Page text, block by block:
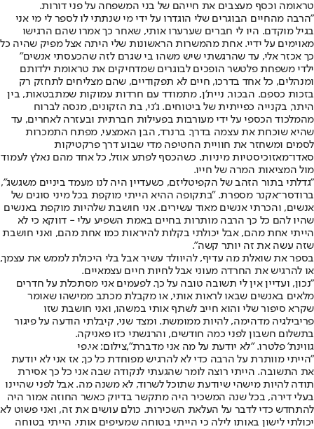
טראומה וכסף מעצבים את חייהם של בני המשפחה על פני דורות.
"הרבה מהחיים הבוגרים שלי הוגדרו על ידי מי שנתתי לו לספר לי מי אני
בגיל מוקדם. היו לי חברים שערערו אותי, שאחר כך אמרו שהם הרגישו
מאוימים על ידיי. אחת מהמשרות הראשונות שלי היתה אצל מפיק שהיה כל
כך אכזר אלי, עד שהרגשתי שיש משהו בי שגרם לזה שהכעסתי אנשים"
ילדי משפחת פלטשר הופכים לבוגרים שמדחיקים את טראומת ילדותם
ומנהלים, כל אחד בדרכו, חיים לא תפקודיים, שהם מצליחים לתחזק רק
בזכות כספם. הבכור, ניית'ן, מתמודד עם חרדות עמוקות שמתבטאות, בין
היתר, בקנייה כפייתית של ביטוחים. ג'ני, בת הזקונים, מנסה לברוח
מהמלכוד הכספי על ידי מעורבות בפעילות חברתית ובעזרה לאחרים, עד
שהיא שוכחת את עצמה בדרך. ברנרד, הבן האמצעי, מפתח התמכרות
לסמים ומשחזר את חוויית החטיפה מדי שבוע דרך פרקטיקות
סאדו־מאזוכיסטיות מיניות. כשהכסף לפתע אוזל, כל אחד מהם נאלץ לעמוד
מול המציאות המרה של חייו.
"גדלתי בתור הזהב של הקפיטליזם, כשעדיין היה לנו מעמד ביניים משגשג",
ברודסר־אקנר מספרת. "בתקופה ההיא הייתי מוקפת בכל מיני סוגים של
אנשים, והכרתי אנשים מאוד עשירים. אני חושבת שלהיות מוקפת באנשים
שהיו להם כל כך הרבה מותרות בחיים באמת השפיע עלי - דווקא כי לא
הייתי אחת מהם, אבל יכולתי בקלות להיראות כמו אחת מהם, ואני חושבת
שזה עשה את זה יותר קשה".
בספר את שואלת מה עדיף, להיוולד עשיר אבל בלי היכולת לממש את עצמך,
או להרגיש את החרדה מעוני אבל לחיות חיים עצמאיים.
"נכון, ועדיין אין לי תשובה טובה על כך. לפעמים אני מסתכלת על חדרים
מלאים באנשים שבאו לראות אותי, או מקבלת מכתב ממישהו שאומר
שקרא סיפור שלי והוא חייב לשתף אותי במשהו, ואני חושבת שזו
פריבילגיה מדהימה, להיות ממומשת. ומצד שני, קיבלתי הודעה על פיגור
בתשלום חשבון לפני כמה חודשים, והרגשתי כזו פאניקה.
גווינת' פלטרו. "לא יודעת על מה אני מדברת",צילום: אי.פי
"הייתי מוותרת על הרבה כדי לא להרגיש מפוחדת כל כך, אז אני לא יודעת
את התשובה. הייתי רוצה לומר שהגעתי לנקודה שבה אני כל כך אסירת
תודה להיות מישהי שיודעת שתוכל לשרוד, לא משנה מה. אבל לפני שהיינו
בעלי דירה, בכל שנה המשכיר היה מתקשר בדיוק כאשר החוזה אמור היה
להתחדש כדי לדבר על העלאת השכירות. כולם עושים את זה, ואני פשוט לא
יכולתי לישון באותו לילה כי הייתי בטוחה שמעיפים אותי. הייתי בטוחה